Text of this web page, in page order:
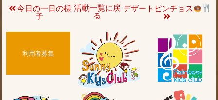
今日の一日の様
子
活動一覧に戻
る
デザートピンチョス
利用者募集